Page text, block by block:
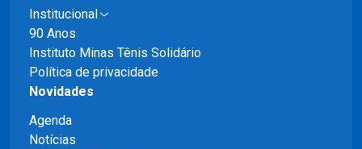
Institucional
90 Anos
Instituto Minas Tênis Solidário
Política de privacidade
Novidades
Agenda
Notícias